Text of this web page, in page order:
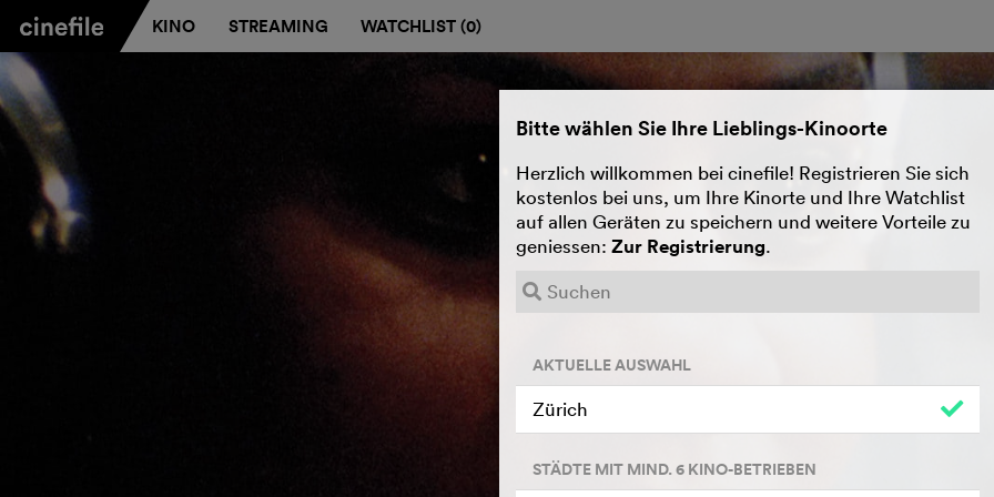
KINO STREAMING WATCHLIST (0)
Bitte wählen Sie Ihre Lieblings-Kinoorte
Herzlich willkommen bei cinefile! Registrieren Sie sich
kostenlos bei uns, um Ihre Kinorte und Ihre Watchlist
auf allen Geräten zu speichern und weitere Vorteile zu
geniessen: Zur Registrierung.
AKTUELLE AUSWAHL
Zürich
STÄDTE MIT MIND. 6 KINO-BETRIEBEN